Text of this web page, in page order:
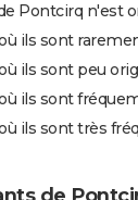
Pontcirq n'est
ils sont
ils sont peu
ils sont
ils sont très